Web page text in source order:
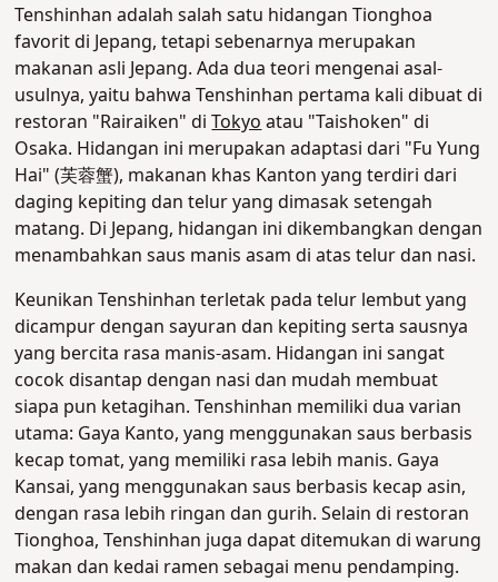
Tenshinhan adalah salah satu hidangan Tionghoa
favorit di Jepang, tetapi sebenarnya merupakan
makanan asli Jepang. Ada dua teori mengenai asal-
usulnya, yaitu bahwa Tenshinhan pertama kali dibuat di
restoran "Rairaiken" diTokyo atau "Taishoken" di
Osaka. Hidangan ini merupakan adaptasi dari "Fu Yung
Hai" (芙蓉蟹), makanan khas Kanton yang terdiri dari
daging kepiting dan telur yang dimasak setengah
matang. Di Jepang, hidangan ini dikembangkan dengan
menambahkan saus manis asam di atas telur dan nasi.
Keunikan Tenshinhan terletak pada telur lembut yang
dicampur dengan sayuran dan kepiting serta sausnya
yang bercita rasa manis-asam. Hidangan ini sangat
cocok disantap dengan nasi dan mudah membuat
siapa pun ketagihan.Tenshinhan memiliki dua varian
utama: Gaya Kanto, yang menggunakan saus berbasis
kecap tomat, yang memiliki rasa lebih manis. Gaya
Kansai, yang menggunakan saus berbasis kecap asin,
dengan rasa lebih ringan dan gurih.Selain di restoran
Tionghoa, Tenshinhan juga dapat ditemukan di warung
makan dan kedai ramen sebagai menu pendamping.